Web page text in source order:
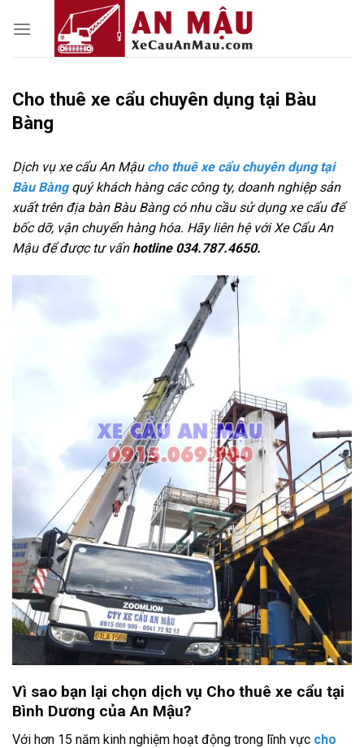
Cho thuê xe cẩu chuyên dụng tại Bàu
Bàng
Dịch vụ xe cẩu An Mậucho thuê xe cẩu chuyên dụng tại
Bàu Bàngquý khách hàng các công ty, doanh nghiệp sản
xuất trên địa bàn Bàu Bàng có nhu cầu sử dụng xe cẩu để
bốc dỡ, vận chuyển hàng hóa. Hãy liên hệ với Xe Cẩu An
Mậu để được tư vấn hotline 034.787.4650.
Vì sao bạn lại chọn dịch vụ Cho thuê xe cẩu tại
Bình Dương của An Mậu?
Với hơn 15 năm kinh nghiệm hoạt động trong lĩnh vực cho